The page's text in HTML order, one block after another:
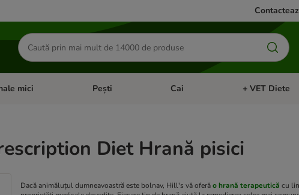
Căutare
produse
Pisicimeniul cu categorii: Păsări
mici Deschideți meniul cu categorii: Animale mici
Pești Deschideți meniul cu categorii: Pești
Cai Deschideți
+ VET Diete
Diet Hrană pisici
Dacă animăluțul dumneavoastră este bolnav, Hill's vă oferăo hrană terapeutică cu